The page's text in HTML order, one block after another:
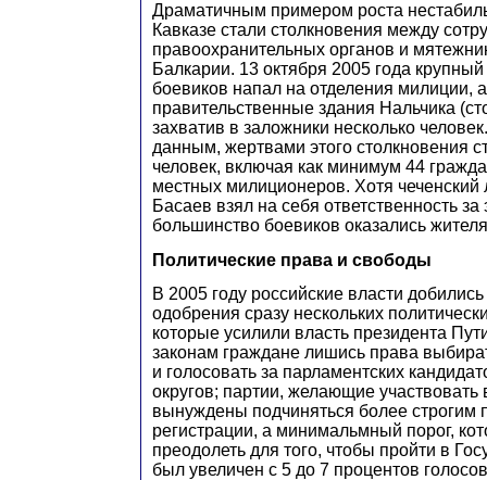
Драматичным примером роста
Кавказе стали столкновения между
правоохранительных органов и
Балкарии. 13 октября 2005 года
боевиков напал на отделения милиции,
правительственные здания Нальчика
захватив в заложники несколько
данным, жертвами этого столкновения
человек, включая как минимум 44
местных милиционеров. Хотя
Басаев взял на себя ответственность
большинство боевиков оказались
Политические права и свободы
В 2005 году российские власти
одобрения сразу нескольких
которые усилили власть президента
законам граждане лишись права
и голосовать за парламентских
округов; партии, желающие участвовать
вынуждены подчиняться более строгим
регистрации, а минимальмный порог,
преодолеть для того, чтобы пройти в
был увеличен с 5 до 7 процентов